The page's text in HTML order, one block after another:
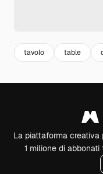
tavolo table
La piattaforma
1 milione di